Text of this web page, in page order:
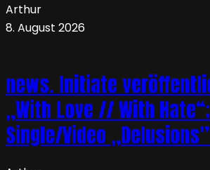
Arthur
8. August 2026
news. Initiate
„With Love // With Hate“;
Single/Video